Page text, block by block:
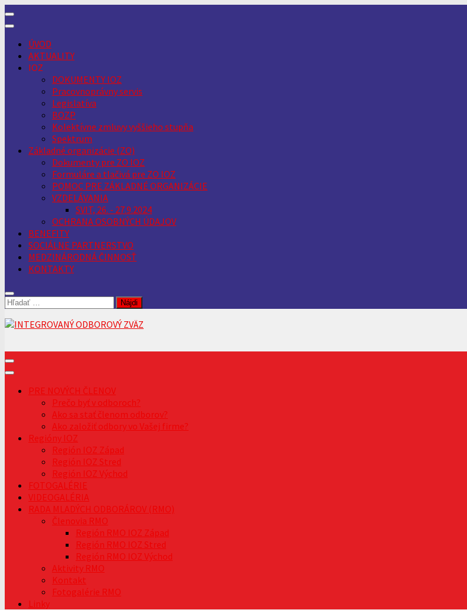
Skip
to
ÚVOD
AKTUALITY
IOZ
DOKUMENTY IOZ
Pracovnoprávny servis
Legislatíva
BOZP
Kolektívne zmluvy vyššieho stupňa
Spektrum
Základné organizácie (ZO)
Dokumenty pre ZO IOZ
Formuláre a tlačivá pre ZO IOZ
POMOC PRE ZÁKLADNÉ ORGANIZÁCIE
VZDELÁVANIA
SVIT, 26. - 27.9.2024
OCHRANA OSOBNÝCH ÚDAJOV
BENEFITY
SOCIÁLNE PARTNERSTVO
MEDZINÁRODNÁ ČINNOSŤ
KONTAKTY
Hľadať:
PRE NOVÝCH ČLENOV
Prečo byť v odboroch?
Ako sa stať členom odborov?
Ako založiť odbory vo Vašej firme?
Regióny IOZ
Región IOZ Západ
Región IOZ Stred
Región IOZ Východ
FOTOGALÉRIE
VIDEOGALÉRIA
RADA MLADÝCH ODBORÁROV (RMO)
Členovia RMO
Región RMO IOZ Západ
Región RMO IOZ Stred
Región RMO IOZ Východ
Aktivity RMO
Kontakt
Fotogalérie RMO
Linky